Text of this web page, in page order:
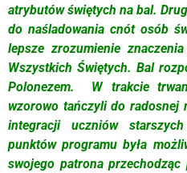
atrybutów świętych na bal.
do naśladowania cnót osób
lepsze zrozumienie
Wszystkich Świętych. Bal
Polonezem. W trakcie
wzorowo tańczyli do radosnej
integracji uczniów
punktów programu była
swojego patrona